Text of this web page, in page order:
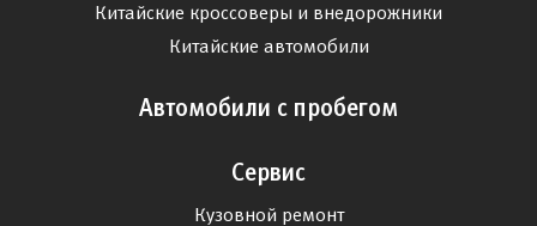
Китайские кроссоверы и внедорожники
Китайские автомобили
Автомобили с пробегом
Сервис
Кузовной ремонт